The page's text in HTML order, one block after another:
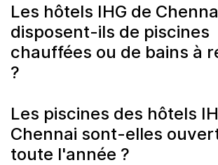
Les hôtels IHG de
disposent-ils de piscines
chauffées ou de bains à
?
Les piscines des hôtels
Chennai sont-elles
toute l'année ?